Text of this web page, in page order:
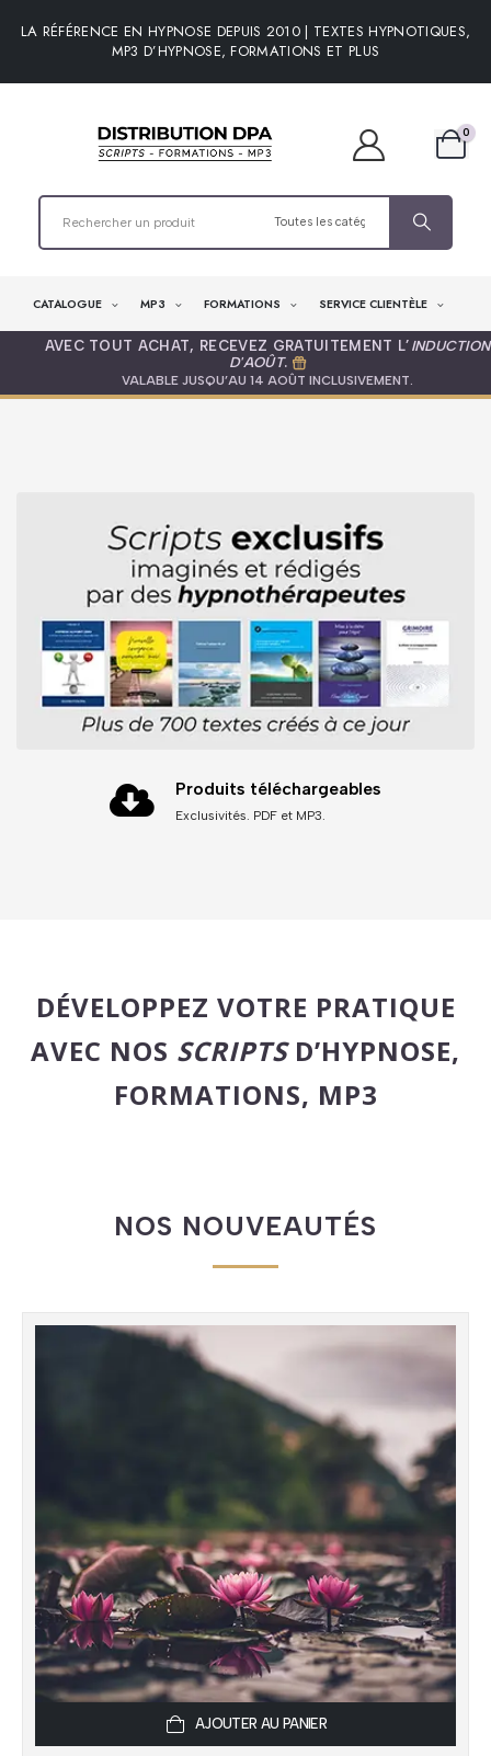
LA RÉFÉRENCE EN HYPNOSE DEPUIS 2010 | TEXTES HYPNOTIQUES,
MP3 D’HYPNOSE, FORMATIONS ET PLUS
0
CATALOGUE MP3 FORMATIONS SERVICE CLIENTÈLE
AVEC TOUT ACHAT, RECEVEZ GRATUITEMENT L’ INDUCTION
D'AOÛT.
VALABLE JUSQU’AU 14 AOÛT INCLUSIVEMENT.
Produits téléchargeables
Exclusivités. PDF et MP3.
DÉVELOPPEZ VOTRE PRATIQUE
AVEC NOS SCRIPTSD’HYPNOSE,
FORMATIONS, MP3
NOS NOUVEAUTÉS
AJOUTER AU PANIER